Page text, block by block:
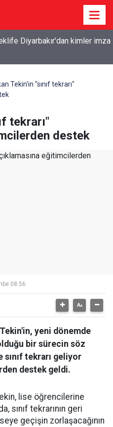
Diyarbakır’dan kimler imza
Tekin'in "sınıf tekrarı"
tekrarı"
destek
08:56
yeni dönemde
bir sürecin söz
sınıf tekrarı geliyor
destek geldi.
lise öğrencilerine
sınıf tekrarının geri
geçişin zorlaşacağının